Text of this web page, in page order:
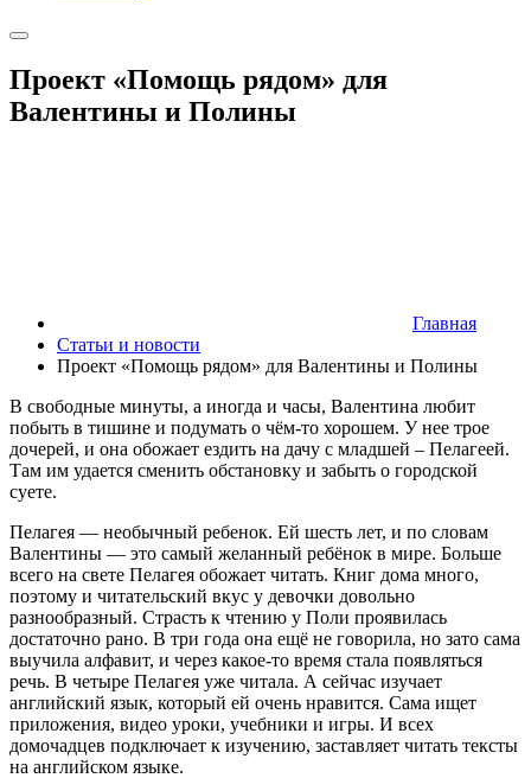
Проект «Помощь рядом» для
Валентины и Полины
Главная
Статьи и новости
Проект «Помощь рядом» для Валентины и Полины
В свободные минуты, а иногда и часы, Валентина любит
побыть в тишине и подумать о чём-то хорошем. У нее трое
дочерей, и она обожает ездить на дачу с младшей – Пелагеей.
Там им удается сменить обстановку и забыть о городской
суете.
Пелагея — необычный ребенок. Ей шесть лет, и по словам
Валентины — это самый желанный ребёнок в мире. Больше
всего на свете Пелагея обожает читать. Книг дома много,
поэтому и читательский вкус у девочки довольно
разнообразный. Страсть к чтению у Поли проявилась
достаточно рано. В три года она ещё не говорила, но зато сама
выучила алфавит, и через какое-то время стала появляться
речь. В четыре Пелагея уже читала. А сейчас изучает
английский язык, который ей очень нравится. Сама ищет
приложения, видео уроки, учебники и игры. И всех
домочадцев подключает к изучению, заставляет читать тексты
на английском языке.